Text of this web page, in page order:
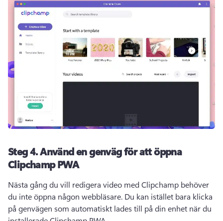
Steg 4. Använd en genväg för att öppna
Clipchamp PWA
Nästa gång du vill redigera video med Clipchamp behöver
du inte öppna någon webbläsare. Du kan istället bara klicka
på genvägen som automatiskt lades till på din enhet när du